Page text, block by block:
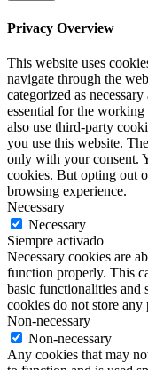
Privacy Overview
This website uses
navigate through the
categorized as
essential for the
also use third-party
you use this website.
only with your consent.
cookies. But opting out
browsing experience.
Necessary
Necessary
Siempre activado
Necessary cookies are
function properly. This
basic functionalities and
cookies do not store
Non-necessary
Non-necessary
Any cookies that may